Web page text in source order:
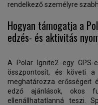
rendelkező személyre
Hogyan támogatja a
edzés- és aktivitás
A Polar Ignite2 egy GPS-
összpontosít, és követi
meghatározza erősségeit
edző ajánlások, okos
ellenállhatatlanná teszi.